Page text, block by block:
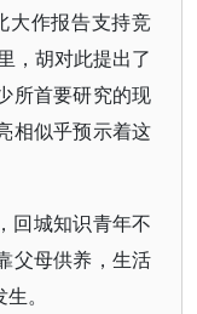
大作报告支持竞
，胡对此提出了
所首要研究的现
相似乎预示着这
回城知识青年不
父母供养，生活
。